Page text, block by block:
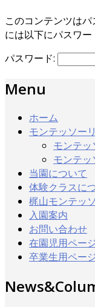
このコンテンツは
には以下にパスワー
パスワード:
Menu
ホーム
モンテッソー
モンテ
モンテ
当園について
体験クラスに
梶山モンテッ
入園案内
お問い合わせ
在園児用ペー
卒業生用ペー